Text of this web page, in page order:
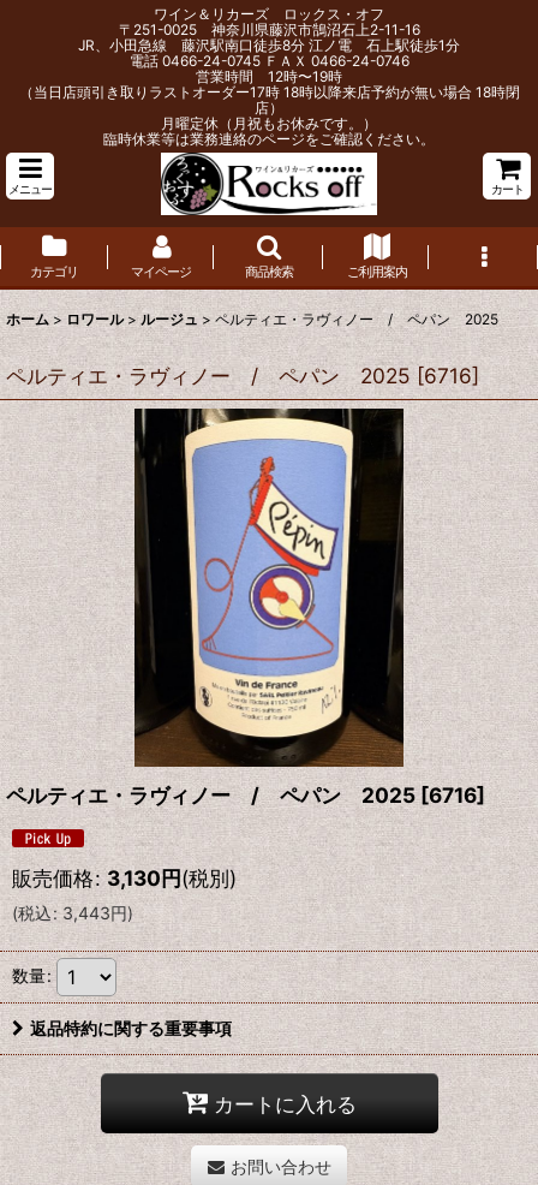
ワイン＆リカーズ ロックス・オフ
〒251-0025 神奈川県藤沢市鵠沼石上2-11-16
JR、小田急線 藤沢駅南口徒歩8分 江ノ電 石上駅徒歩1分
電話 0466-24-0745 ＦＡＸ 0466-24-0746
営業時間 12時〜19時
（当日店頭引き取りラストオーダー17時 18時以降来店予約が無い場合 18時閉
店）
月曜定休（月祝もお休みです。）
臨時休業等は業務連絡のページをご確認ください。
メニュー カート
カテゴリ マイページ 商品検索 ご利用案内
ホーム > ロワール > ルージュ > ペルティエ・ラヴィノー / ペパン 2025
ペルティエ・ラヴィノー / ペパン 2025 [6716]
ペルティエ・ラヴィノー / ペパン 2025 [6716]
販売価格: 3,130円(税別)
(税込: 3,443円)
数量:
返品特約に関する重要事項
カートに入れる
お問い合わせ